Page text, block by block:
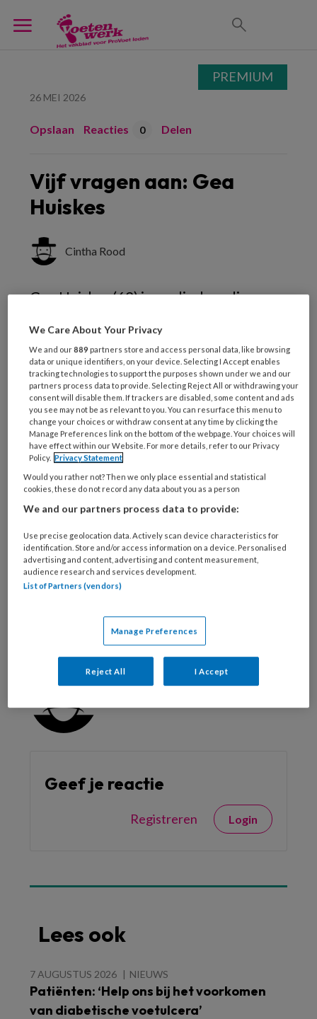
26 MEI 2026
Opslaan Reacties 0 Delen
Vijf vragen aan: Gea
Huiskes
Cintha Rood
Gea Huiskes(62) is medisch pedicure
Noord-Hollandse Abbekerk. In
november zit ze 22 jaar in het
pedicurevak.
PREMIUM
Al abonnee?Log dan in
PREMIUM
Reageer op dit artikel
Cintha Rood
Geef je reactie
Registreren Login
Lees ook
7 AUGUSTUS 2026 NIEUWS
Patiënten: ‘Help ons bij het voorkomen
van diabetische voetulcera’
We Care About Your Privacy
We and our889 partners store and access personal data, like browsing
data or unique identifiers, on your device. Selecting I Accept enables
tracking technologies to support the purposes shown under we and our
partners process data to provide. Selecting Reject All or withdrawing your
consent will disable them. If trackers are disabled, some content and ads
you see may not be as relevant to you. You can resurface this menu to
change your choices or withdraw consent at any time by clicking the
Manage Preferences link on the bottom of the webpage. Your choices will
have effect within our Website. For more details, refer to our Privacy
Policy. Privacy Statement
Would you rather not? Then we only place essential and statistical
cookies, these do not record any data about you as a person
We and our partners process data to provide:
Use precise geolocation data. Actively scan device characteristics for
identification. Store and/or access information on a device. Personalised
advertising and content, advertising and content measurement,
audience research and services development.
List of Partners (vendors)
Manage Preferences
Reject All I Accept